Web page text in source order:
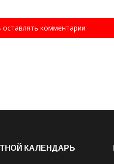
комментарии
КАЛЕНДАРЬ